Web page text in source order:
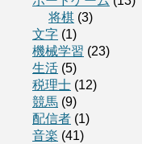
将棋 (3)
文字 (1)
機械学習 (23)
生活 (5)
税理士 (12)
競馬 (9)
配信者 (1)
音楽 (41)